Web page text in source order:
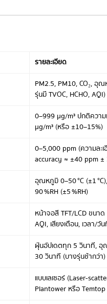
รายละเอียด
PM2.5, PM10, CO₂, อุ
รุ่นมี TVOC, HCHO,
0–999 µg/m³ ปกติควา
µg/m³ (หรือ ±10–15%)
0–5,000 ppm (ความละ
accuracy ≈ ±40 ppm ±
อุณหภูมิ 0–50 °C (±1
90 %RH (±5 %RH)
หน้าจอสี TFT/LCD ขนา
AQI, เสียงเตือน, เวลา/วั
ฝุ่นอัปเดตทุก 5 วินาที,
30 วินาที (บางรุ่นช้ากว่า)
แบบเลเซอร์ (Laser-
Plantower หรือ